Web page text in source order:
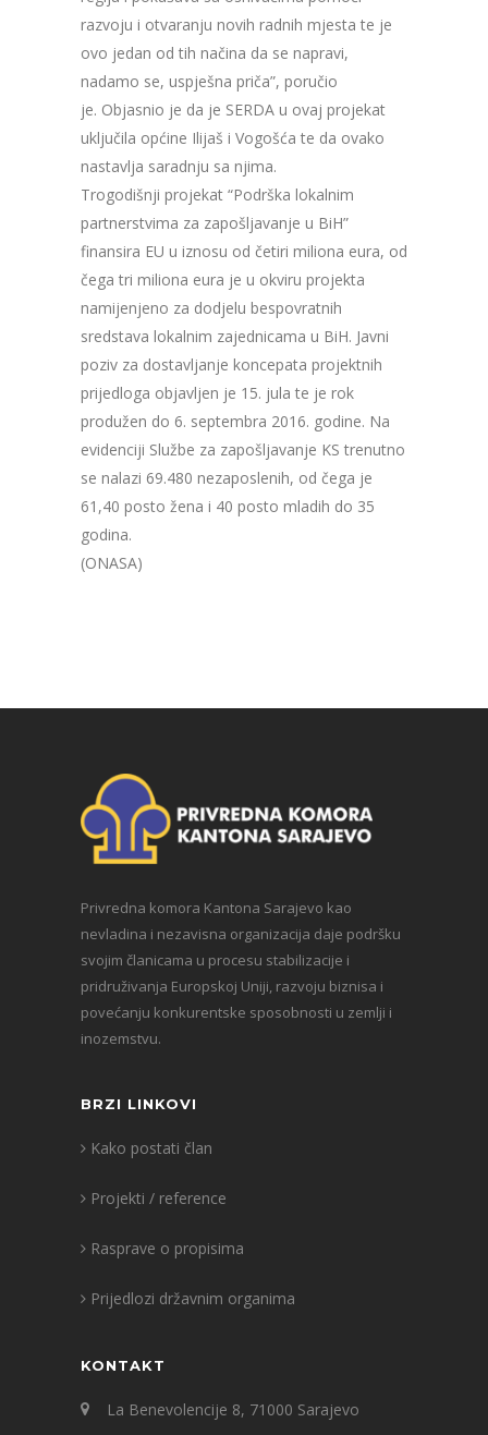
razvoju i otvaranju novih radnih mjesta te je
ovo jedan od tih načina da se napravi,
nadamo se, uspješna priča”, poručio
je. Objasnio je da je SERDA u ovaj projekat
uključila općine Ilijaš i Vogošća te da ovako
nastavlja saradnju sa njima.
Trogodišnji projekat “Podrška lokalnim
partnerstvima za zapošljavanje u BiH”
finansira EU u iznosu od četiri miliona eura, od
čega tri miliona eura je u okviru projekta
namijenjeno za dodjelu bespovratnih
sredstava lokalnim zajednicama u BiH. Javni
poziv za dostavljanje koncepata projektnih
prijedloga objavljen je 15. jula te je rok
produžen do 6. septembra 2016. godine. Na
evidenciji Službe za zapošljavanje KS trenutno
se nalazi 69.480 nezaposlenih, od čega je
61,40 posto žena i 40 posto mladih do 35
godina.
(ONASA)
Privredna komora Kantona Sarajevo kao
nevladina i nezavisna organizacija daje podršku
svojim članicama u procesu stabilizacije i
pridruživanja Europskoj Uniji, razvoju biznisa i
povećanju konkurentske sposobnosti u zemlji i
inozemstvu.
BRZI LINKOVI
Kako postati član
Projekti / reference
Rasprave o propisima
Prijedlozi državnim organima
KONTAKT
La Benevolencije 8, 71000 Sarajevo